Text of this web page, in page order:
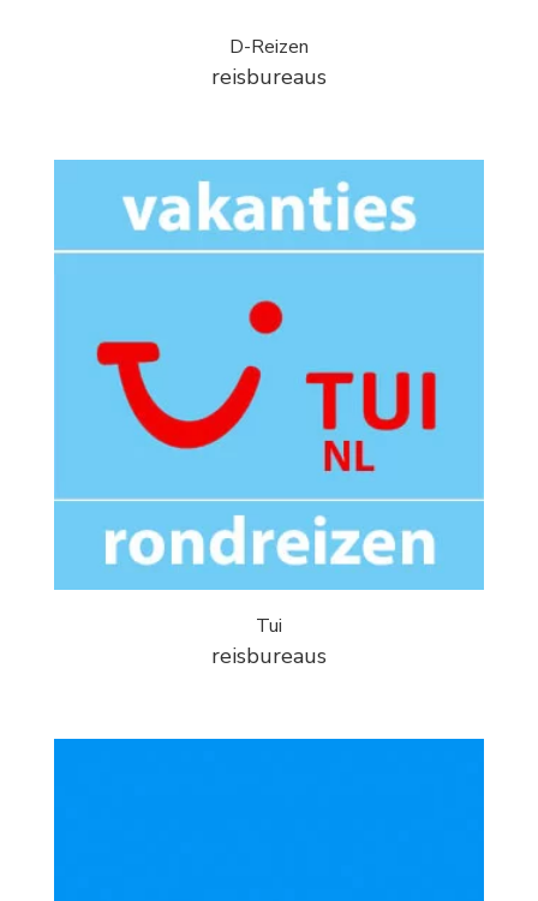
D-Reizen
reisbureaus
Tui
reisbureaus